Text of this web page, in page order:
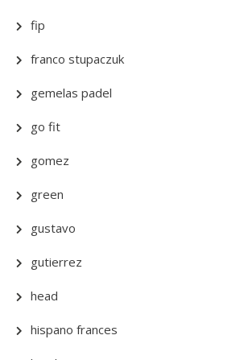
fip
franco stupaczuk
gemelas padel
go fit
gomez
green
gustavo
gutierrez
head
hispano frances